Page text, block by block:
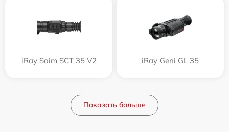
iRay Saim SCT 35 V2 iRay Geni GL 35
Показать больше